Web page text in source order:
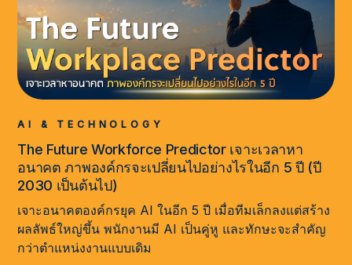
AI & TECHNOLOGY
The Future Workforce Predictor เจาะเวลาหา
อนาคต ภาพองค์กรจะเปลี่ยนไปอย่างไรในอีก 5 ปี (ปี
2030 เป็นต้นไป)
เจาะอนาคตองค์กรยุค AI ในอีก 5 ปี เมื่อทีมเล็กลงแต่สร้าง
ผลลัพธ์ใหญ่ขึ้น พนักงานมี AI เป็นคู่หู และทักษะจะสำคัญ
กว่าตำแหน่งงานแบบเดิม